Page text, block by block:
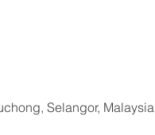
Selangor, Malaysia